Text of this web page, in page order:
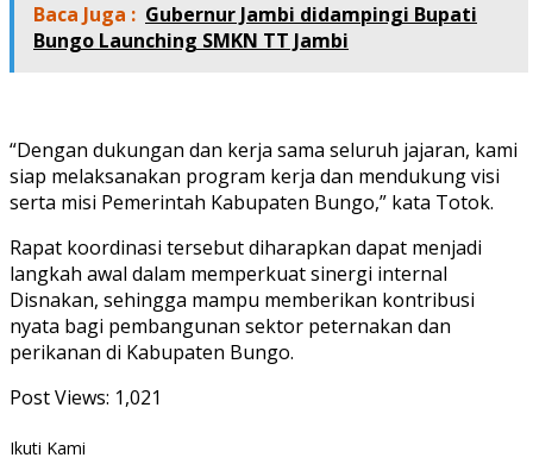
Baca Juga : Gubernur Jambi didampingi Bupati
Bungo Launching SMKN TT Jambi
“Dengan dukungan dan kerja sama seluruh jajaran, kami
siap melaksanakan program kerja dan mendukung visi
serta misi Pemerintah Kabupaten Bungo,” kata Totok.
Rapat koordinasi tersebut diharapkan dapat menjadi
langkah awal dalam memperkuat sinergi internal
Disnakan, sehingga mampu memberikan kontribusi
nyata bagi pembangunan sektor peternakan dan
perikanan di Kabupaten Bungo.
Post Views: 1,021
Ikuti Kami